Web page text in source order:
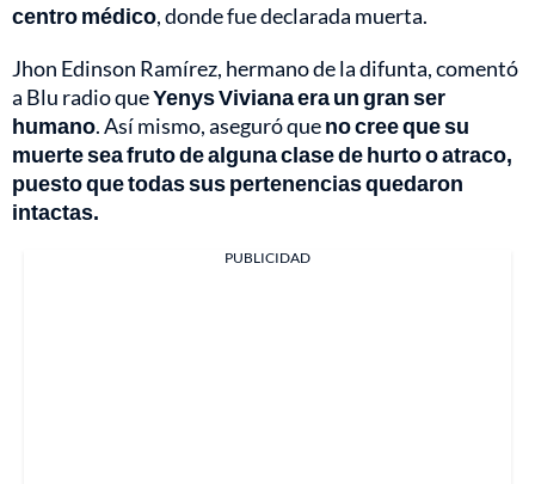
centro médico, donde fue declarada muerta.
Jhon Edinson Ramírez, hermano de la difunta, comentó
a Blu radio queYenys Viviana era un gran ser
humano. Así mismo, aseguró queno cree que su
muerte sea fruto de alguna clase de hurto o atraco,
puesto que todas sus pertenencias quedaron
intactas.
PUBLICIDAD